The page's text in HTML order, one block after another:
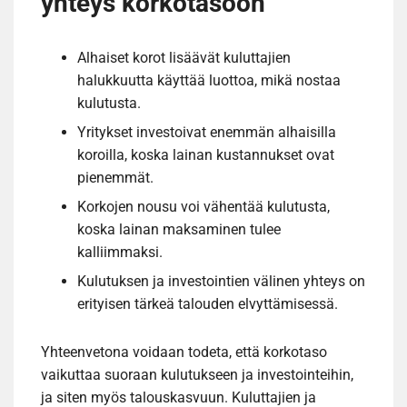
Alhaiset korot lisäävät kuluttajien
halukkuutta käyttää luottoa, mikä nostaa
kulutusta.
Yritykset investoivat enemmän alhaisilla
koroilla, koska lainan kustannukset ovat
pienemmät.
Korkojen nousu voi vähentää kulutusta,
koska lainan maksaminen tulee
kalliimmaksi.
Kulutuksen ja investointien välinen yhteys on
erityisen tärkeä talouden elvyttämisessä.
Yhteenvetona voidaan todeta, että korkotaso
vaikuttaa suoraan kulutukseen ja investointeihin,
ja siten myös talouskasvuun. Kuluttajien ja